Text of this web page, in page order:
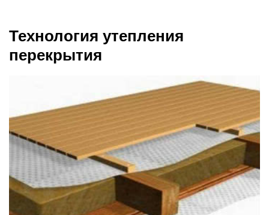
Технология утепления
перекрытия